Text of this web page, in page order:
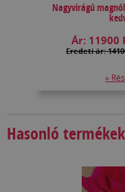
Nagyvirágú
Ár: 11900
Eredeti ár:
»
Hasonló termékek